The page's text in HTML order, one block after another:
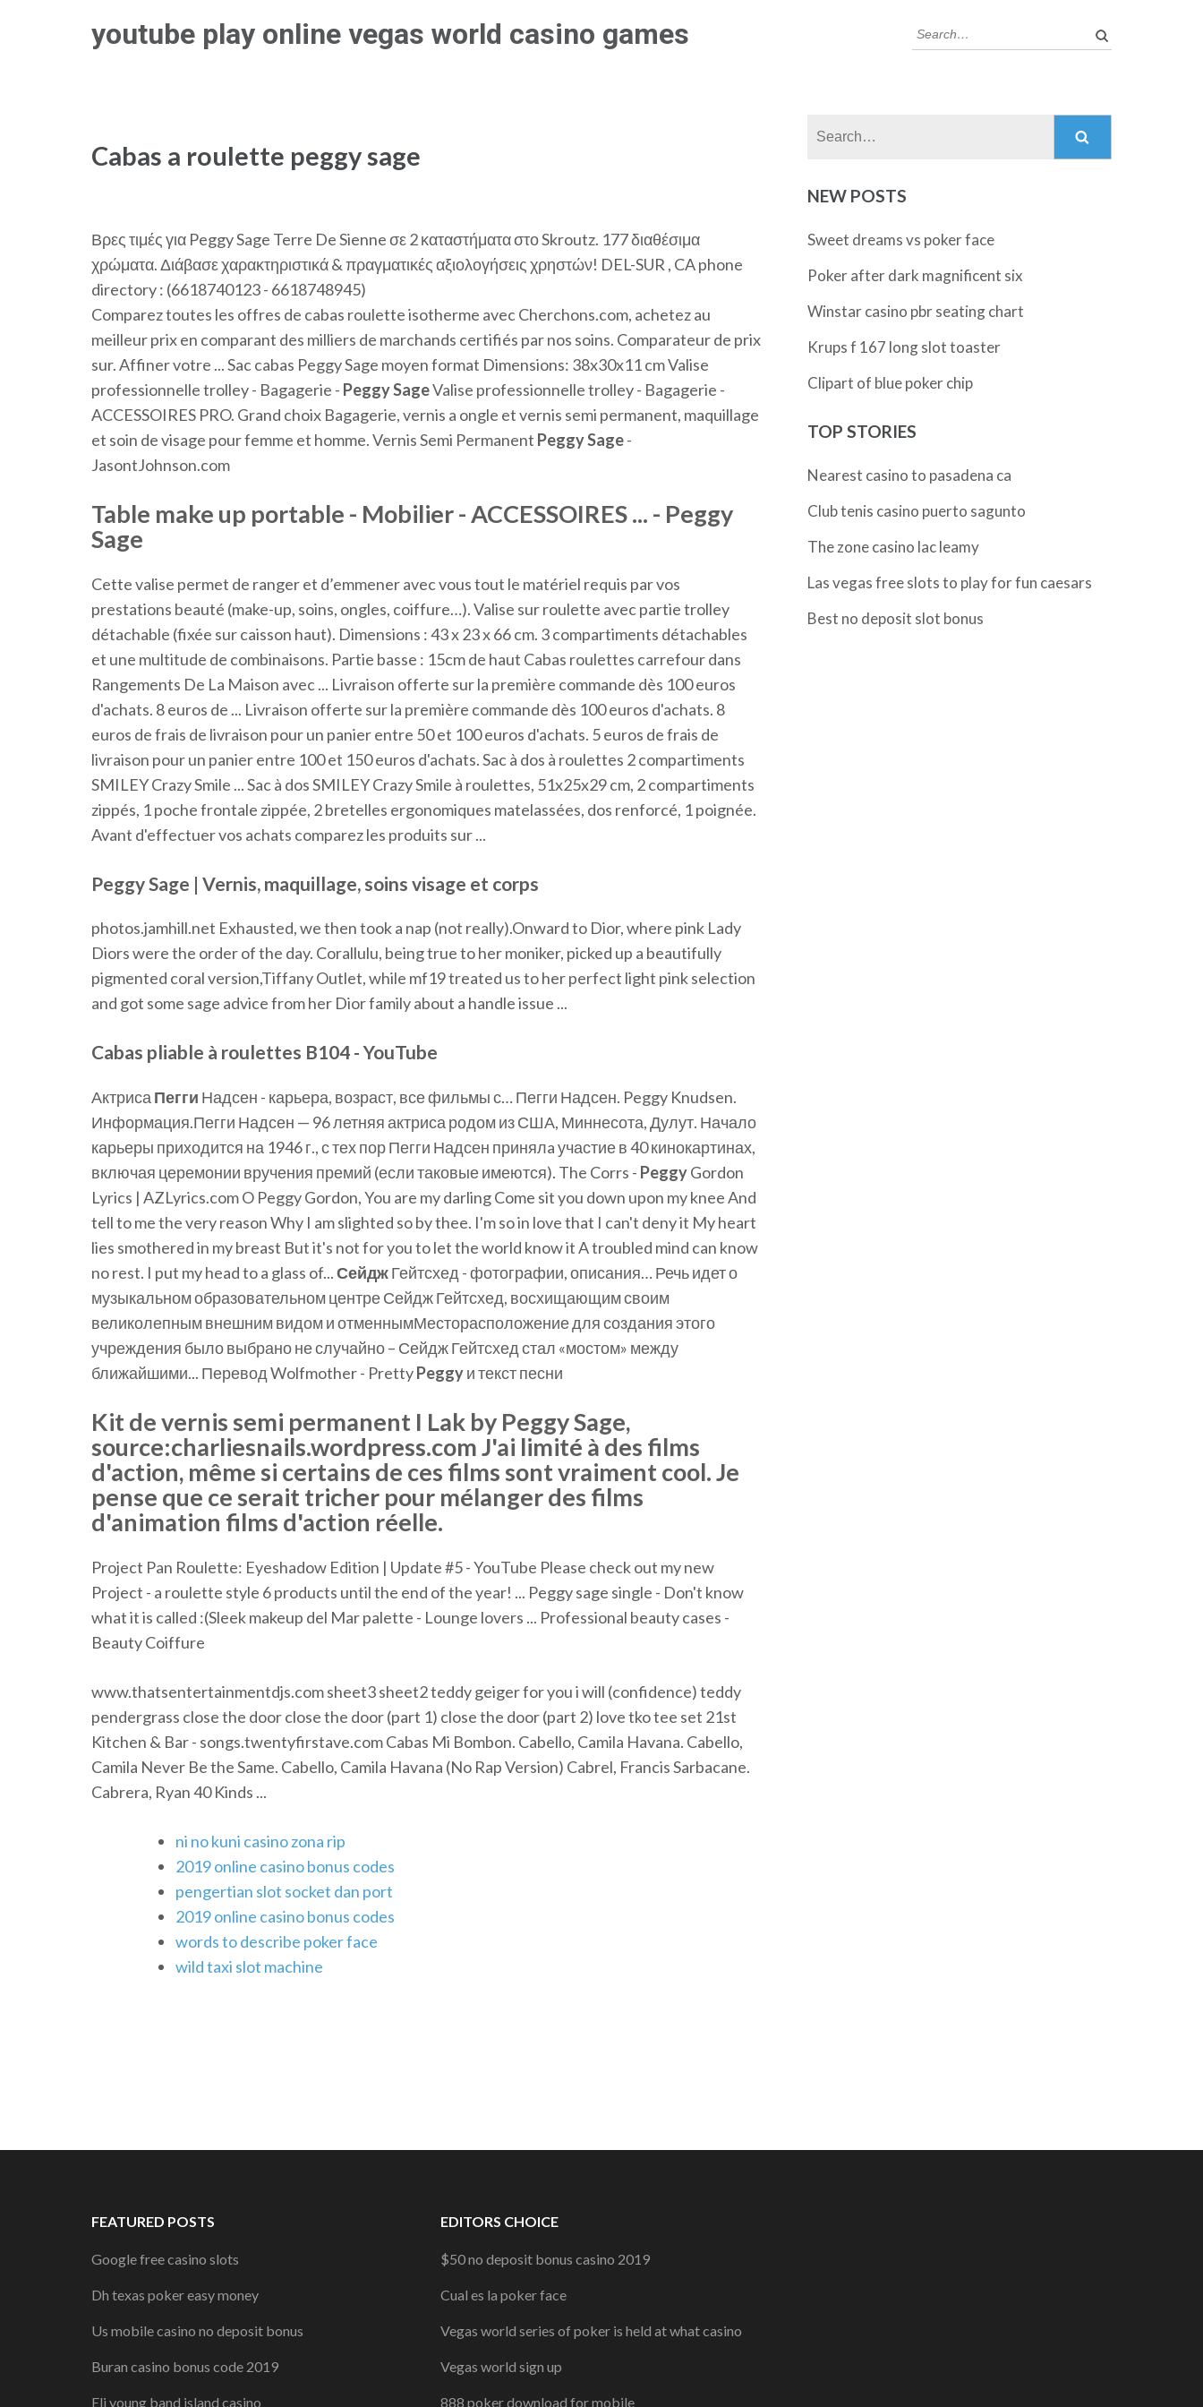
youtube play online vegas world casino games Search:
Cabas a roulette peggy sage
Βρες τιμές για Peggy Sage Terre De Sienne σε 2 καταστήματα στο Skroutz. 177 διαθέσιμα
χρώματα. Διάβασε χαρακτηριστικά & πραγματικές αξιολογήσεις χρηστών! DEL-SUR , CA phone
directory : (6618740123 - 6618748945)
Comparez toutes les offres de cabas roulette isotherme avec Cherchons.com, achetez au
meilleur prix en comparant des milliers de marchands certifiés par nos soins. Comparateur de prix
sur. Affiner votre ... Sac cabas Peggy Sage moyen format Dimensions: 38x30x11 cm Valise
professionnelle trolley - Bagagerie - PeggySageValise professionnelle trolley - Bagagerie -
ACCESSOIRES PRO. Grand choix Bagagerie, vernis a ongle et vernis semi permanent, maquillage
et soin de visage pour femme et homme. Vernis Semi Permanent PeggySage-
JasontJohnson.com
Table make up portable - Mobilier - ACCESSOIRES ... - Peggy
Sage
Cette valise permet de ranger et d’emmener avec vous tout le matériel requis par vos
prestations beauté (make-up, soins, ongles, coiffure…). Valise sur roulette avec partie trolley
détachable (fixée sur caisson haut). Dimensions : 43 x 23 x 66 cm. 3 compartiments détachables
et une multitude de combinaisons. Partie basse : 15cm de haut Cabas roulettes carrefour dans
Rangements De La Maison avec ... Livraison offerte sur la première commande dès 100 euros
d'achats. 8 euros de ... Livraison offerte sur la première commande dès 100 euros d'achats. 8
euros de frais de livraison pour un panier entre 50 et 100 euros d'achats. 5 euros de frais de
livraison pour un panier entre 100 et 150 euros d'achats. Sac à dos à roulettes 2 compartiments
SMILEY Crazy Smile ... Sac à dos SMILEY Crazy Smile à roulettes, 51x25x29 cm, 2 compartiments
zippés, 1 poche frontale zippée, 2 bretelles ergonomiques matelassées, dos renforcé, 1 poignée.
Avant d'effectuer vos achats comparez les produits sur ...
Peggy Sage | Vernis, maquillage, soins visage et corps
photos.jamhill.net Exhausted, we then took a nap (not really).Onward to Dior, where pink Lady
Diors were the order of the day. Corallulu, being true to her moniker, picked up a beautifully
pigmented coral version,Tiffany Outlet, while mf19 treated us to her perfect light pink selection
and got some sage advice from her Dior family about a handle issue ...
Cabas pliable à roulettes B104 - YouTube
Актриса Пегги Надсен - карьера, возраст, все фильмы с… Пегги Надсен. Peggy Knudsen.
Информация.Пегги Надсен — 96 летняя актриса родом из США, Миннесота, Дулут. Начало
карьеры приходится на 1946 г., с тех пор Пегги Надсен принялa участие в 40 кинокартинах,
включая церемонии вручения премий (если таковые имеются). The Corrs - PeggyGordon
Lyrics | AZLyrics.com O Peggy Gordon, You are my darling Come sit you down upon my knee And
tell to me the very reason Why I am slighted so by thee. I'm so in love that I can't deny it My heart
lies smothered in my breast But it's not for you to let the world know it A troubled mind can know
no rest. I put my head to a glass of...СейджГейтсхед - фотографии, описания… Речь идет о
музыкальном образовательном центре Сейдж Гейтсхед, восхищающим своим
великолепным внешним видом и отменнымМесторасположение для создания этого
учреждения было выбрано не случайно – Сейдж Гейтсхед стал «мостом» между
ближайшими... Перевод Wolfmother - PrettyPeggyи текст песни
Kit de vernis semi permanent I Lak by Peggy Sage,
source:charliesnails.wordpress.com J'ai limité à des films
d'action, même si certains de ces films sont vraiment cool. Je
pense que ce serait tricher pour mélanger des films
d'animation films d'action réelle.
Project Pan Roulette: Eyeshadow Edition | Update #5 - YouTube Please check out my new
Project - a roulette style 6 products until the end of the year! ... Peggy sage single - Don't know
what it is called :(Sleek makeup del Mar palette - Lounge lovers ... Professional beauty cases -
Beauty Coiffure
www.thatsentertainmentdjs.com sheet3 sheet2 teddy geiger for you i will (confidence) teddy
pendergrass close the door close the door (part 1) close the door (part 2) love tko tee set 21st
Kitchen & Bar - songs.twentyfirstave.com Cabas Mi Bombon. Cabello, Camila Havana. Cabello,
Camila Never Be the Same. Cabello, Camila Havana (No Rap Version) Cabrel, Francis Sarbacane.
Cabrera, Ryan 40 Kinds ...
ni no kuni casino zona rip
2019 online casino bonus codes
pengertian slot socket dan port
2019 online casino bonus codes
words to describe poker face
wild taxi slot machine
Search:
NEW POSTS
Sweet dreams vs poker face
Poker after dark magnificent six
Winstar casino pbr seating chart
Krups f 167 long slot toaster
Clipart of blue poker chip
TOP STORIES
Nearest casino to pasadena ca
Club tenis casino puerto sagunto
The zone casino lac leamy
Las vegas free slots to play for fun caesars
Best no deposit slot bonus
FEATURED POSTS
Google free casino slots
Dh texas poker easy money
Us mobile casino no deposit bonus
Buran casino bonus code 2019
Eli young band island casino
EDITORS CHOICE
$50 no deposit bonus casino 2019
Cual es la poker face
Vegas world series of poker is held at what casino
Vegas world sign up
888 poker download for mobile